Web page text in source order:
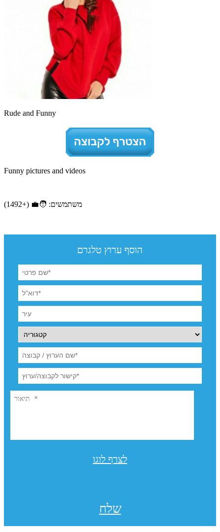
Rude and Funny
Funny pictures and videos
משתמשים: 🧑‍💼 (+1492)
הוסף ערוץ טלגרם
לצרף לוגו
שלח